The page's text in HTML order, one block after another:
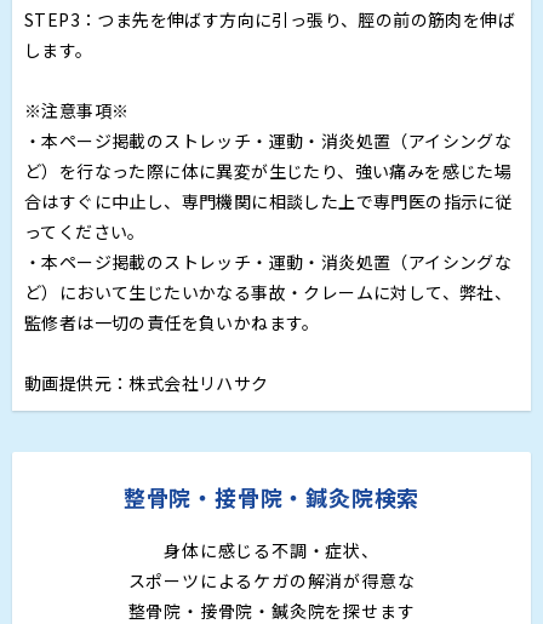
STEP3：つま先を伸ばす方向に引っ張り、脛の前の筋肉を伸ば
します。
※注意事項※
・本ページ掲載のストレッチ・運動・消炎処置（アイシングな
ど）を行なった際に体に異変が生じたり、強い痛みを感じた場
合はすぐに中止し、専門機関に相談した上で専門医の指示に従
ってください。
・本ページ掲載のストレッチ・運動・消炎処置（アイシングな
ど）において生じたいかなる事故・クレームに対して、弊社、
監修者は一切の責任を負いかねます。
動画提供元：株式会社リハサク
整骨院・接骨院・鍼灸院検索
身体に感じる不調・症状、
スポーツによるケガの解消が得意な
整骨院・接骨院・鍼灸院を探せます